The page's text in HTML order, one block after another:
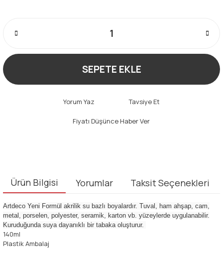
SEPETE EKLE
Yorum Yaz Tavsiye Et
Fiyatı Düşünce Haber Ver
Ürün Bilgisi Yorumlar Taksit Seçenekleri
Artdeco Yeni Formül akrilik su bazlı boyalardır. Tuval, ham ahşap, cam,
metal, porselen, polyester, seramik, karton vb. yüzeylerde uygulanabilir.
Kuruduğunda suya dayanıklı bir tabaka oluşturur.
140ml
Plastik Ambalaj